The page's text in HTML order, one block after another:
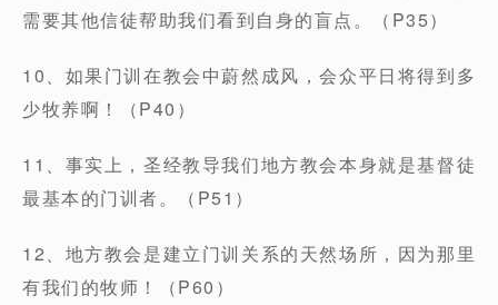
需要其他信徒帮助我们看到自身的盲点。（P35）
10、如果门训在教会中蔚然成风，会众平日将得到多
少牧养啊！（P40）
11、事实上，圣经教导我们地方教会本身就是基督徒
最基本的门训者。（P51）
12、地方教会是建立门训关系的天然场所，因为那里
有我们的牧师！（P60）